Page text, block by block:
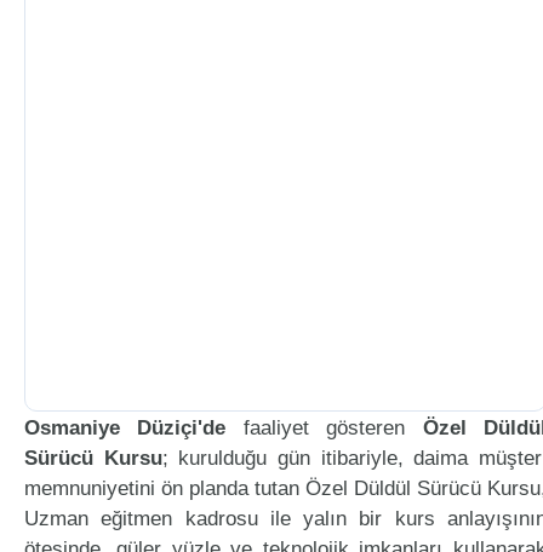
Osmaniye Düziçi'de faaliyet gösteren Özel
Sürücü Kursu; kurulduğu gün itibariyle, daima
memnuniyetini ön planda tutan Özel Düldül Sürücü
Uzman eğitmen kadrosu ile yalın bir kurs